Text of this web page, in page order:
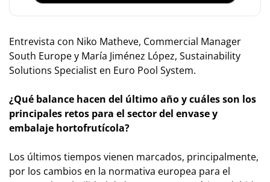
Entrevista con Niko Matheve, Commercial Manager
South Europe y María Jiménez López, Sustainability
Solutions Specialist en Euro Pool System.
¿Qué balance hacen del último año y cuáles son los
principales retos para el sector del envase y
embalaje hortofrutícola?
Los últimos tiempos vienen marcados, principalmente,
por los cambios en la normativa europea para el